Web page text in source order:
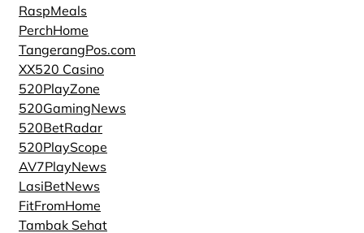
RaspMeals
PerchHome
TangerangPos.com
XX520 Casino
520PlayZone
520GamingNews
520BetRadar
520PlayScope
AV7PlayNews
LasiBetNews
FitFromHome
Tambak Sehat